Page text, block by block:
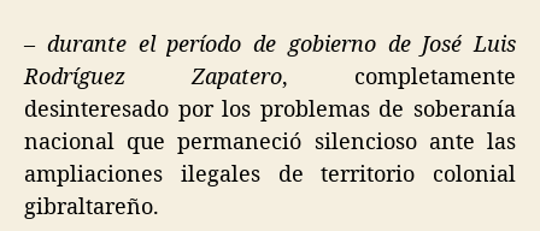
– durante el período de gobierno de José Luis
Rodríguez Zapatero, completamente
desinteresado por los problemas de soberanía
nacional que permaneció silencioso ante las
ampliaciones ilegales de territorio colonial
gibraltareño.